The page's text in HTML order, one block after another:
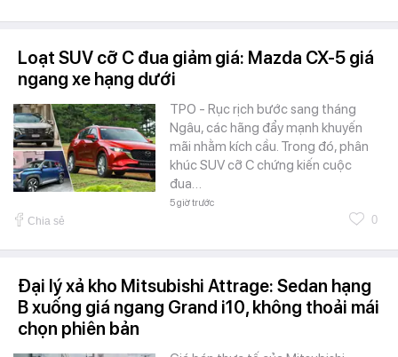
Loạt SUV cỡ C đua giảm giá: Mazda CX-5 giá
ngang xe hạng dưới
TPO - Rục rịch bước sang tháng
Ngâu, các hãng đẩy mạnh khuyến
mãi nhằm kích cầu. Trong đó, phân
khúc SUV cỡ C chứng kiến cuộc
đua…
5 giờ trước
Chia sẻ 0
Đại lý xả kho Mitsubishi Attrage: Sedan hạng
B xuống giá ngang Grand i10, không thoải mái
chọn phiên bản